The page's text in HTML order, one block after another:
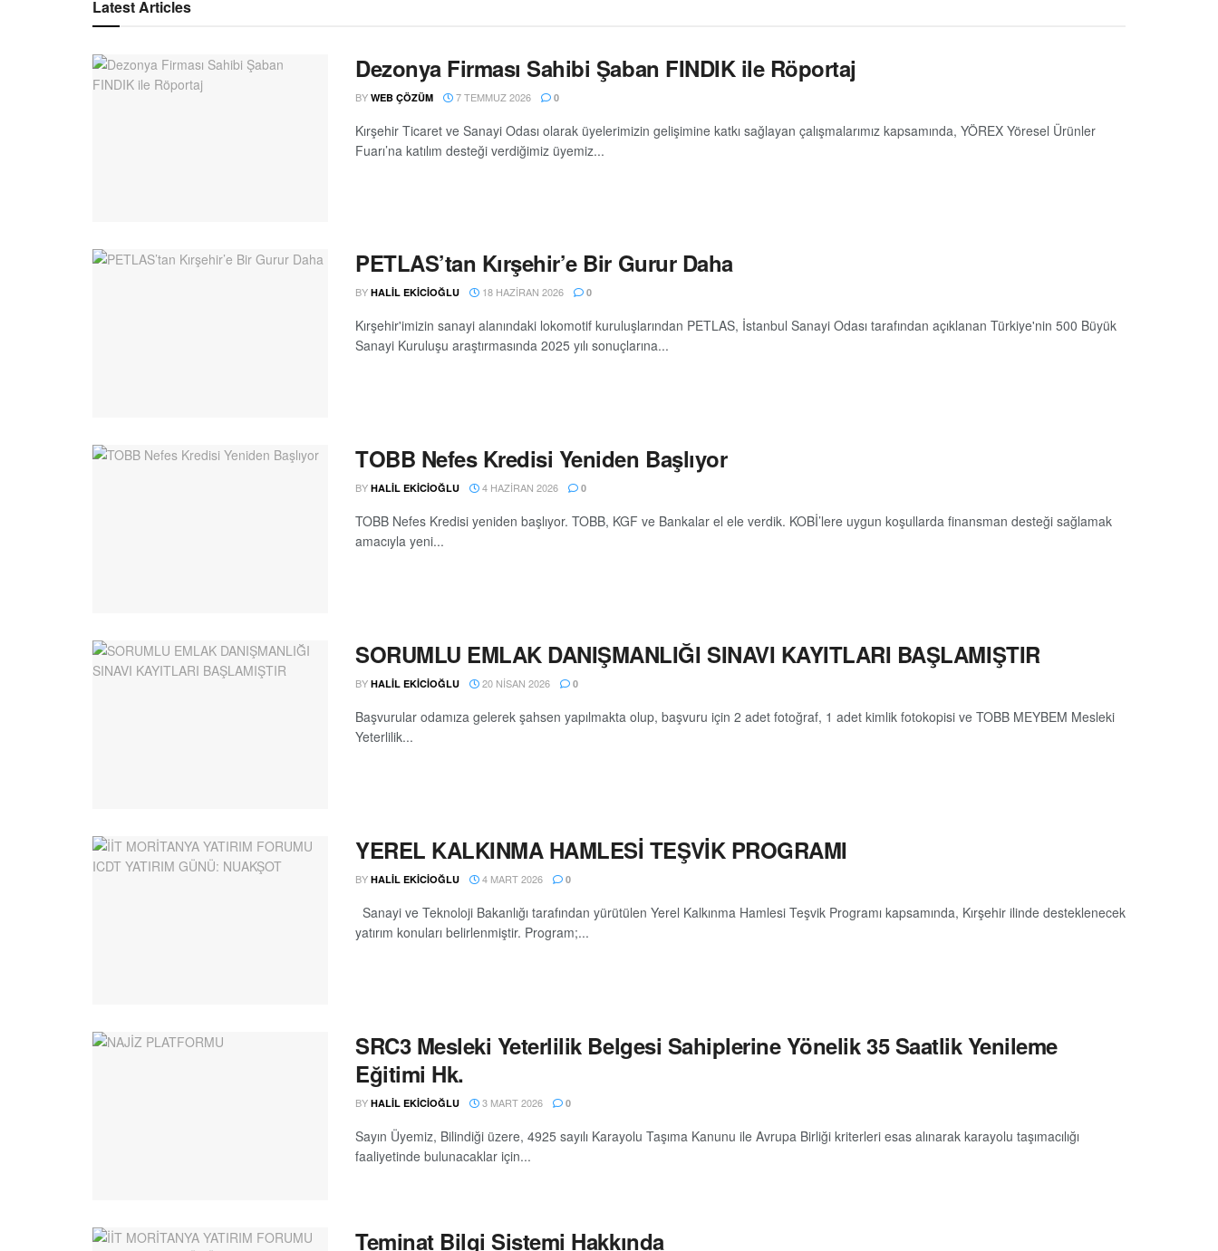
Latest Articles
Dezonya Firması Sahibi Şaban FINDIK ile Röportaj
BY WEB ÇÖZÜM 7 TEMMUZ 2026 0
Kırşehir Ticaret ve Sanayi Odası olarak üyelerimizin gelişimine katkı sağlayan çalışmalarımız kapsamında, YÖREX Yöresel Ürünler
Fuarı’na katılım desteği verdiğimiz üyemiz...
PETLAS’tan Kırşehir’e Bir Gurur Daha
BY HALIL EKİCİOĞLU 18 HAZIRAN 2026 0
Kırşehir'imizin sanayi alanındaki lokomotif kuruluşlarından PETLAS, İstanbul Sanayi Odası tarafından açıklanan Türkiye'nin 500 Büyük
Sanayi Kuruluşu araştırmasında 2025 yılı sonuçlarına...
TOBB Nefes Kredisi Yeniden Başlıyor
BY HALIL EKİCİOĞLU 4 HAZIRAN 2026 0
TOBB Nefes Kredisi yeniden başlıyor. TOBB, KGF ve Bankalar el ele verdik. KOBİ’lere uygun koşullarda finansman desteği sağlamak
amacıyla yeni...
SORUMLU EMLAK DANIŞMANLIĞI SINAVI KAYITLARI BAŞLAMIŞTIR
BY HALIL EKİCİOĞLU 20 NISAN 2026 0
Başvurular odamıza gelerek şahsen yapılmakta olup, başvuru için 2 adet fotoğraf, 1 adet kimlik fotokopisi ve TOBB MEYBEM Mesleki
Yeterlilik...
YEREL KALKINMA HAMLESİ TEŞVİK PROGRAMI
BY HALIL EKİCİOĞLU 4 MART 2026 0
Sanayi ve Teknoloji Bakanlığı tarafından yürütülen Yerel Kalkınma Hamlesi Teşvik Programı kapsamında, Kırşehir ilinde desteklenecek
yatırım konuları belirlenmiştir. Program;...
SRC3 Mesleki Yeterlilik Belgesi Sahiplerine Yönelik 35 Saatlik Yenileme
Eğitimi Hk.
BY HALIL EKİCİOĞLU 3 MART 2026 0
Sayın Üyemiz, Bilindiği üzere, 4925 sayılı Karayolu Taşıma Kanunu ile Avrupa Birliği kriterleri esas alınarak karayolu taşımacılığı
faaliyetinde bulunacaklar için...
Teminat Bilgi Sistemi Hakkında